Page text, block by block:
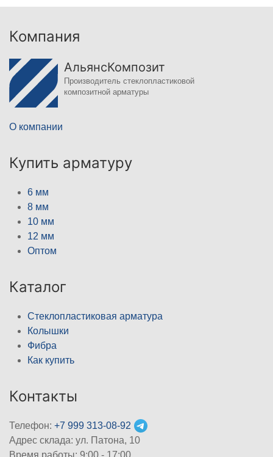
Компания
АльянсКомпозит
Производитель стеклопластиковой
композитной арматуры
О компании
Купить арматуру
6 мм
8 мм
10 мм
12 мм
Оптом
Каталог
Стеклопластиковая арматура
Колышки
Фибра
Как купить
Контакты
Телефон: +7 999 313-08-92
Адрес склада: ул. Патона, 10
Время работы: 9:00 - 17:00